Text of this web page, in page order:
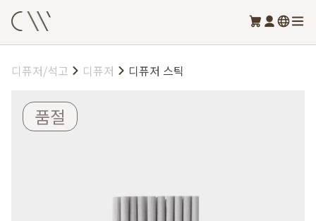
디퓨저/석고 디퓨저 디퓨저 스틱
품절